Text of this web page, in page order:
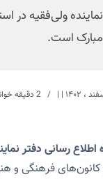
نماینده ولی‌فقیه
مبارک است.
| |
اطلاع رسانی دفتر
کانون‌های فرهنگی